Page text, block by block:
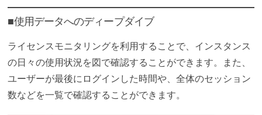
■使用データへのディープダイブ
ライセンスモニタリングを利用することで、インスタンス
の日々の使用状況を図で確認することができます。また、
ユーザーが最後にログインした時間や、全体のセッション
数などを一覧で確認することができます。